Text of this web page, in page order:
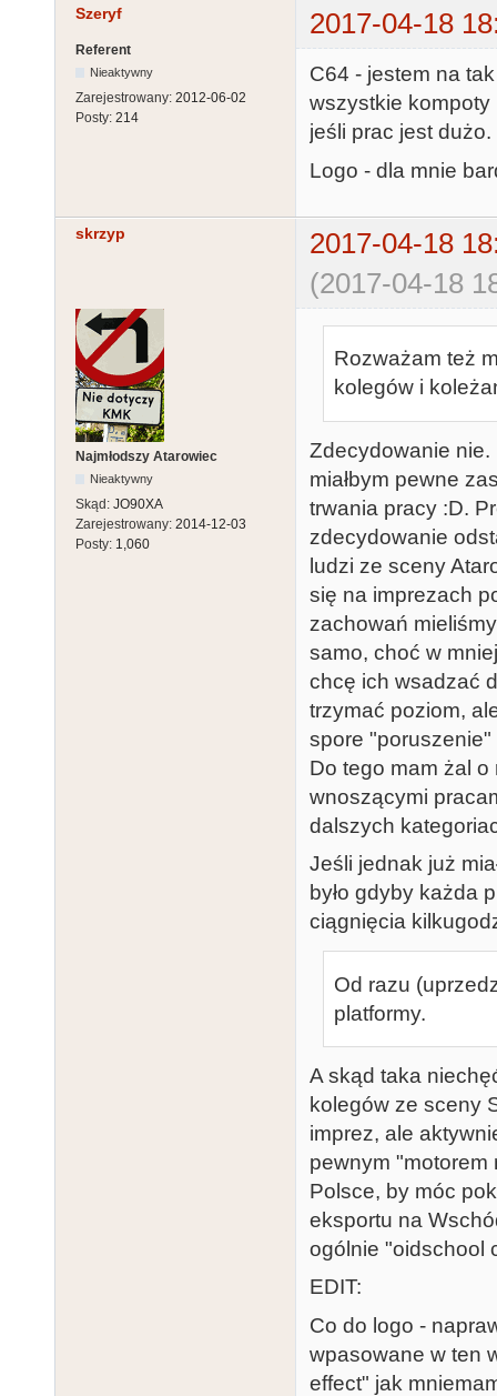
Szeryf 2017-04-18
Referent
Nieaktywny
Zarejestrowany: 2012-06-02
Posty: 214
C64 - jestem na
wszystkie
jeśli prac jest dużo.
Logo - dla mnie
skrzyp
2017-04-18
(2017-04-18
Najmłodszy Atarowiec
Nieaktywny
Skąd: JO90XA
Zarejestrowany: 2014-12-03
Posty: 1,060
Rozważam też
kolegów i
Zdecydowanie nie.
miałbym pewne
trwania pracy :D.
zdecydowanie
ludzi ze sceny
się na imprezach
zachowań
samo, choć w
chcę ich wsadzać
trzymać poziom,
spore "poruszenie"
Do tego mam żal o
wnoszącymi
dalszych
Jeśli jednak już
było gdyby każda
ciągnięcia
Od razu
platformy.
A skąd taka
kolegów ze sceny
imprez, ale
pewnym "motorem
Polsce, by móc
eksportu na
ogólnie "oidschool
EDIT:
Co do logo -
wpasowane w ten
effect" jak